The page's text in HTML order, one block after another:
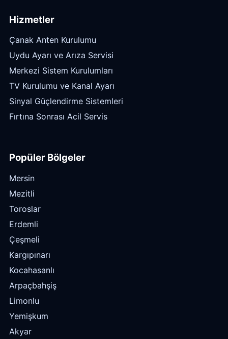
Hizmetler
Çanak Anten Kurulumu
Uydu Ayarı ve Arıza Servisi
Merkezi Sistem Kurulumları
TV Kurulumu ve Kanal Ayarı
Sinyal Güçlendirme Sistemleri
Fırtına Sonrası Acil Servis
Popüler Bölgeler
Mersin
Mezitli
Toroslar
Erdemli
Çeşmeli
Kargıpınarı
Kocahasanlı
Arpaçbahşiş
Limonlu
Yemişkum
Akyar